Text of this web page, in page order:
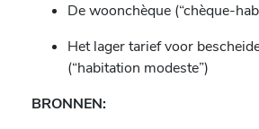
De woonchèque (“chèque-
Het lager tarief voor
(“habitation modeste”)
BRONNEN: